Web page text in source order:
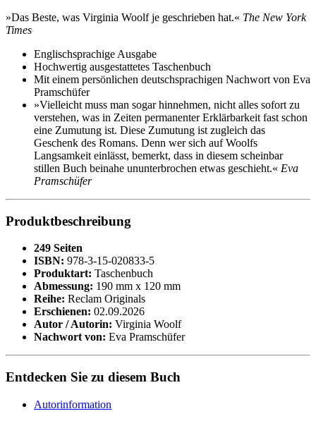
»Das Beste, was Virginia Woolf je geschrieben hat.« The New York
Times
Englischsprachige Ausgabe
Hochwertig ausgestattetes Taschenbuch
Mit einem persönlichen deutschsprachigen Nachwort von Eva
Pramschüfer
»Vielleicht muss man sogar hinnehmen, nicht alles sofort zu
verstehen, was in Zeiten permanenter Erklärbarkeit fast schon
eine Zumutung ist. Diese Zumutung ist zugleich das
Geschenk des Romans. Denn wer sich auf Woolfs
Langsamkeit einlässt, bemerkt, dass in diesem scheinbar
stillen Buch beinahe ununterbrochen etwas geschieht.« Eva
Pramschüfer
Produktbeschreibung
249 Seiten
ISBN: 978-3-15-020833-5
Produktart: Taschenbuch
Abmessung: 190 mm x 120 mm
Reihe: Reclam Originals
Erschienen: 02.09.2026
Autor / Autorin: Virginia Woolf
Nachwort von: Eva Pramschüfer
Entdecken Sie zu diesem Buch
Autorinformation